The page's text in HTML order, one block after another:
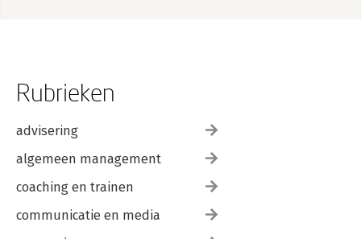
Rubrieken
advisering
algemeen management
coaching en trainen
communicatie en media